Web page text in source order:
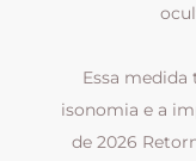
Essa
isonomia e a
de 2026